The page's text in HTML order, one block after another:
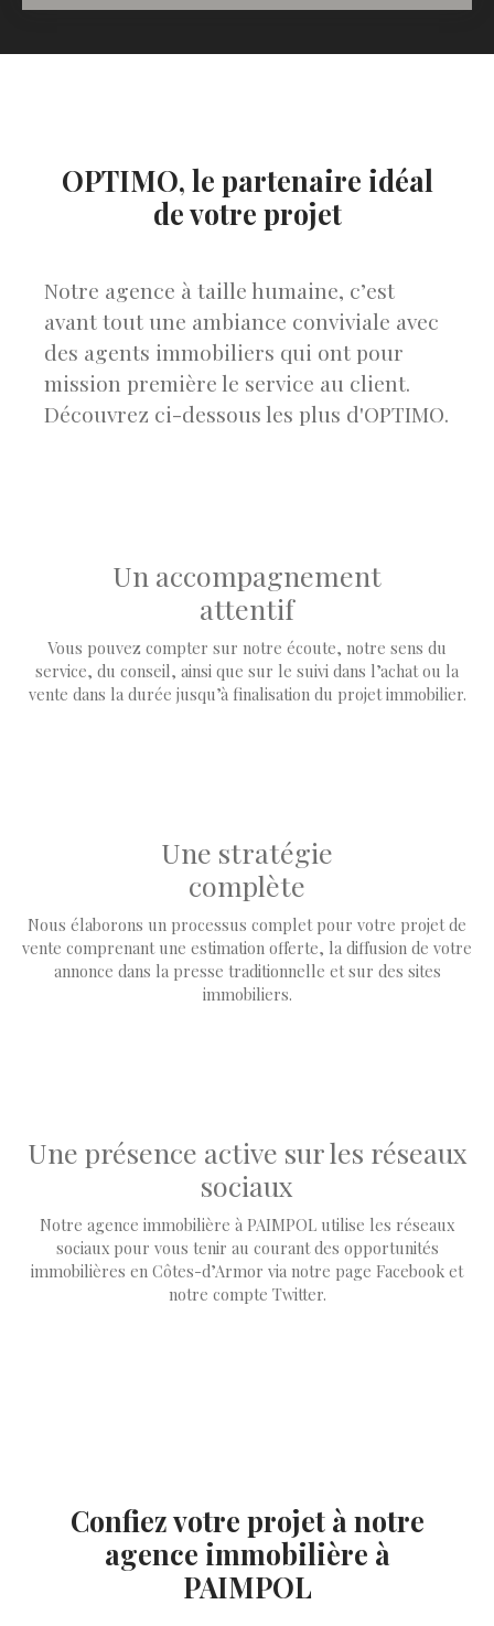
OPTIMO, le partenaire idéal
de votre projet
Notre agence à taille humaine, c’est
avant tout une ambiance conviviale avec
des agents immobiliers qui ont pour
mission première le service au client.
Découvrez ci-dessous les plus d'OPTIMO.
Un accompagnement
attentif
Vous pouvez compter sur notre écoute, notre sens du
service, du conseil, ainsi que sur le suivi dans l’achat ou la
vente dans la durée jusqu’à finalisation du projet immobilier.
Une stratégie
complète
Nous élaborons un processus complet pour votre projet de
vente comprenant une estimation offerte, la diffusion de votre
annonce dans la presse traditionnelle et sur des sites
immobiliers.
Une présence active sur les réseaux
sociaux
Notre agence immobilière à PAIMPOL utilise les réseaux
sociaux pour vous tenir au courant des opportunités
immobilières en Côtes-d’Armor via notre page Facebook et
notre compte Twitter.
Confiez votre projet à notre
agence immobilière à
PAIMPOL